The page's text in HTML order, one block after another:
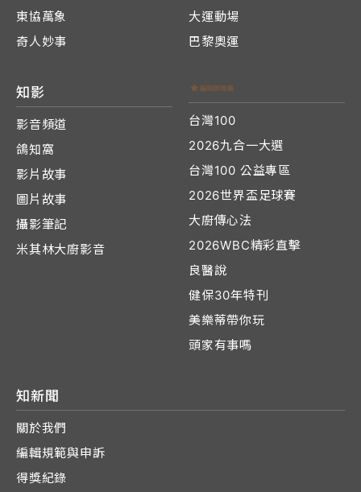
東協萬象
奇人妙事
大運動場
巴黎奧運
知影
影音頻道
鴿知窩
影片故事
圖片故事
攝影筆記
米其林大廚影音
台灣100
2026九合一大選
台灣100 公益專區
2026世界盃足球賽
大廚傳心法
2026WBC精彩直擊
良醫說
健保30年特刊
美樂蒂帶你玩
頭家有事嗎
知新聞
關於我們
編輯規範與申訴
得獎紀錄